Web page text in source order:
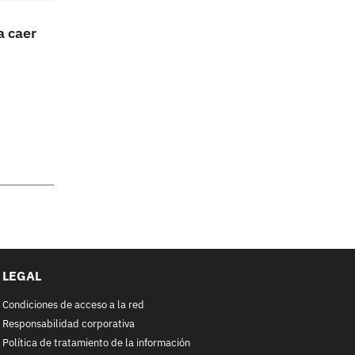
caer
LEGAL
Condiciones de acceso a la red
Responsabilidad corporativa
Política de tratamiento de la información